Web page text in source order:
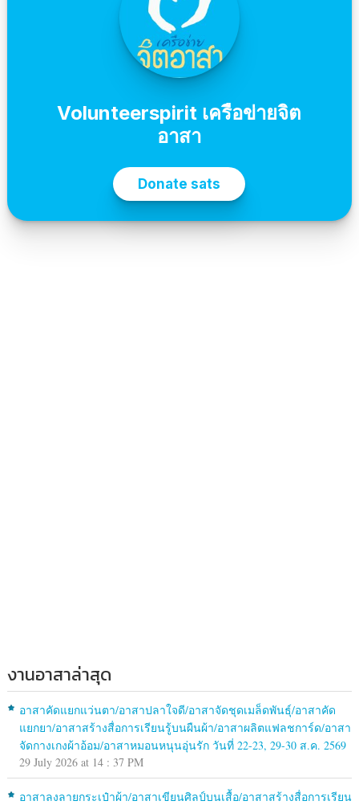
งานอาสาล่าสุด
อาสาคัดแยกแว่นตา/อาสาปลาใจดี/อาสาจัดชุดเมล็ดพันธุ์/อาสาคัด
แยกยา/อาสาสร้างสื่อการเรียนรู้บนผืนผ้า/อาสาผลิตแฟลชการ์ด/อาสา
จัดกางเกงผ้าอ้อม/อาสาหมอนหนุนอุ่นรัก วันที่ 22-23, 29-30 ส.ค. 2569
29 July 2026 at 14 : 37 PM
อาสาลงลายกระเป๋าผ้า/อาสาเขียนศิลป์บนเสื้อ/อาสาสร้างสื่อการเรียน